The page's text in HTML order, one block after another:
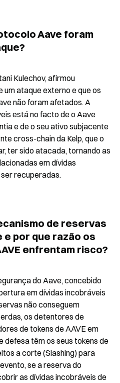
Aave foram
Kulechov, afirmou
ataque externo e que os
não foram afetados. A
está no facto de o Aave
e de o seu ativo subjacente
cross-chain da Kelp, que o
ter sido atacada, tornando as
em dívidas
recuperadas.
de reservas
e por que razão os
enfrentam risco?
do Aave, concebido
em dívidas incobráveis
não conseguem
os detentores de
de tokens de AAVE em
defesa têm os seus tokens de
a corte (Slashing) para
se a reserva do
as dívidas incobráveis de